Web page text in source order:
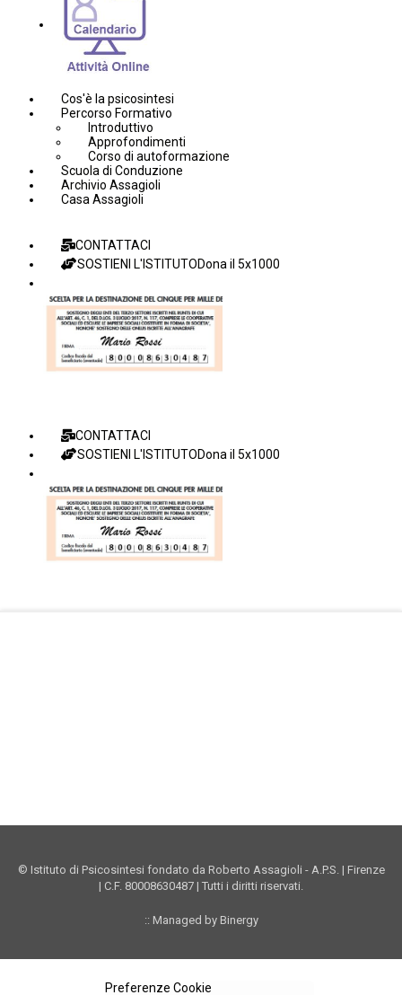
Cos'è la psicosintesi
Percorso Formativo
Introduttivo
Approfondimenti
Corso di autoformazione
Scuola di Conduzione
Archivio Assagioli
Casa Assagioli
CONTATTACI
SOSTIENI L'ISTITUTODona il 5x1000
CONTATTACI
SOSTIENI L'ISTITUTODona il 5x1000
© Istituto di Psicosintesi fondato da Roberto Assagioli - A.P.S. | Firenze
| C.F. 80008630487 | Tutti i diritti riservati.
:: Managed by Binergy
Preferenze Cookie